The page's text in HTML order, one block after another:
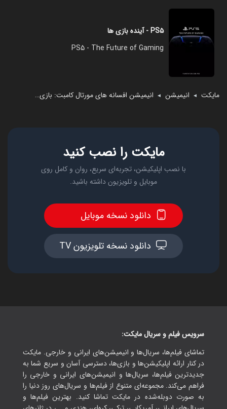
مایکت ◄ انیمیشن ◄ انیمیشن افسانه های مورتال کامبت: بازی کیج
PS۵ - آینده بازی ها
PS5 - The Future of Gaming
مایکت را نصب کنید
با نصب اپلیکیشن، تجربه‌ای سریع، روان و کامل روی
موبایل و تلویزیون داشته باشید.
دانلود نسخه موبایل
دانلود نسخه تلویزیون TV
سرویس فیلم و سریال مایکت:
تماشای فیلم‌ها، سریال‌ها و انیمیشن‌های ایرانی و خارجی. مایکت
در کنار ارائه اپلیکیشن‌ها و بازی‌ها، دسترسی آسان و سریع شما به
جدیدترین فیلم‌ها، سریال‌ها و انیمیشن‌های ایرانی و خارجی را
فراهم می‌کند. مجموعه‌ای متنوع از فیلم‌ها و سریال‌های روز دنیا را
به صورت دوبله‌شده در مایکت تماشا کنید. بهترین فیلم‌ها و